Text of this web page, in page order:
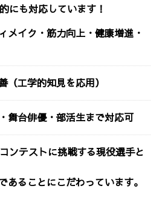
にも対応しています！
メイク・筋力向上・健康増進・
工学的知見を応用）
舞台俳優・部活生まで対応可
ンテストに挑戦する現役選手と
あることにこだわっています。